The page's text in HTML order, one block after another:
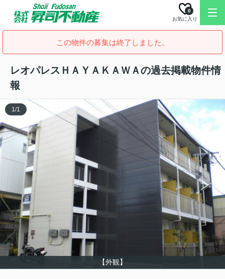
お気に入り
0
この物件の募集は終了しました。
レオパレスＨＡＹＡＫＡＷＡの過去掲載物件情
報
【外観】
1/1